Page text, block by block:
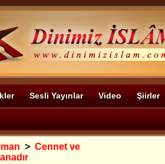
Sesli Yayınlar Video Şiirler
> Cennet ve